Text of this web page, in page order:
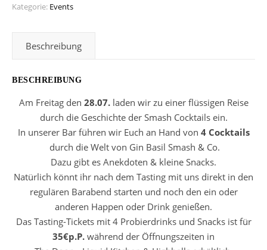
Kategorie: Events
Beschreibung
BESCHREIBUNG
Am Freitag den 28.07.laden wir zu einer flüssigen Reise
durch die Geschichte der Smash Cocktails ein.
In unserer Bar führen wir Euch an Hand von 4 Cocktails
durch die Welt von Gin Basil Smash & Co.
Dazu gibt es Anekdoten & kleine Snacks.
Natürlich könnt ihr nach dem Tasting mit uns direkt in den
regulären Barabend starten und noch den ein oder
anderen Happen oder Drink genießen.
Das Tasting-Tickets mit 4 Probierdrinks und Snacks ist für
35€p.P. während der Öffnungszeiten in